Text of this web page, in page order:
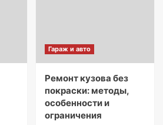
Гараж и авто
Ремонт кузова без
покраски: методы,
особенности и
ограничения